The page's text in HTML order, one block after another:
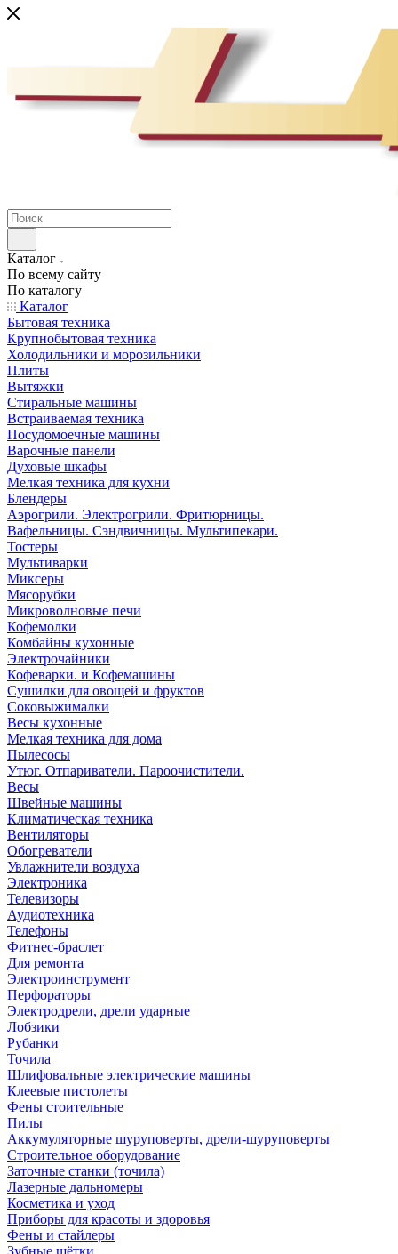
Каталог
По всему сайту
По каталогу
Каталог
Бытовая техника
Крупнобытовая техника
Холодильники и морозильники
Плиты
Вытяжки
Стиральные машины
Встраиваемая техника
Посудомоечные машины
Варочные панели
Духовые шкафы
Мелкая техника для кухни
Блендеры
Аэрогрили. Электрогрили. Фритюрницы.
Вафельницы. Сэндвичницы. Мультипекари.
Тостеры
Мультиварки
Миксеры
Мясорубки
Микроволновые печи
Кофемолки
Комбайны кухонные
Электрочайники
Кофеварки. и Кофемашины
Сушилки для овощей и фруктов
Соковыжималки
Весы кухонные
Мелкая техника для дома
Пылесосы
Утюг. Отпариватели. Пароочистители.
Весы
Швейные машины
Климатическая техника
Вентиляторы
Обогреватели
Увлажнители воздуха
Электроника
Телевизоры
Аудиотехника
Телефоны
Фитнес-браслет
Для ремонта
Электроинструмент
Перфораторы
Электродрели, дрели ударные
Лобзики
Рубанки
Точила
Шлифовальные электрические машины
Клеевые пистолеты
Фены стоительные
Пилы
Аккумуляторные шуруповерты, дрели-шуруповерты
Строительное оборудование
Заточные станки (точила)
Лазерные дальномеры
Косметика и уход
Приборы для красоты и здоровья
Фены и стайлеры
Зубные щётки